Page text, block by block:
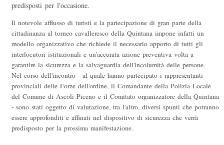
predisposti per l'occasione.
Il notevole afflusso di turisti e la partecipazione di gran parte della
cittadinanza al torneo cavalleresco della Quintana impone infatti un
modello organizzativo che richiede il necessario apporto di tutti gli
interlocutori istituzionali e un'accurata azione preventiva volta a
garantire la sicurezza e la salvaguardia dell'incolumità delle persone.
Nel corso dell'incontro - al quale hanno partecipato i rappresentanti
provinciali delle Forze dell'ordine, il Comandante della Polizia Locale
del Comune di Ascoli Piceno e il Comitato organizzatore della Quintana
- sono stati oggetto di valutazione, tra l'altro, diversi spunti che potranno
essere approfonditi e affinati nel dispositivo di sicurezza che verrà
predisposto per la prossima manifestazione.